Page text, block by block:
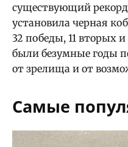
существующий рекорд
установила черная
32 победы, 11 вторых
были безумные годы
от зрелища и от
Самые